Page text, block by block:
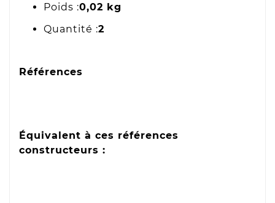
Poids :0,02 kg
Quantité :2
Références
Équivalent à ces références
constructeurs :